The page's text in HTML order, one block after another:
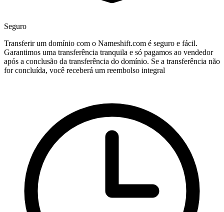
Seguro
Transferir um domínio com o Nameshift.com é seguro e fácil.
Garantimos uma transferência tranquila e só pagamos ao vendedor
após a conclusão da transferência do domínio. Se a transferência não
for concluída, você receberá um reembolso integral